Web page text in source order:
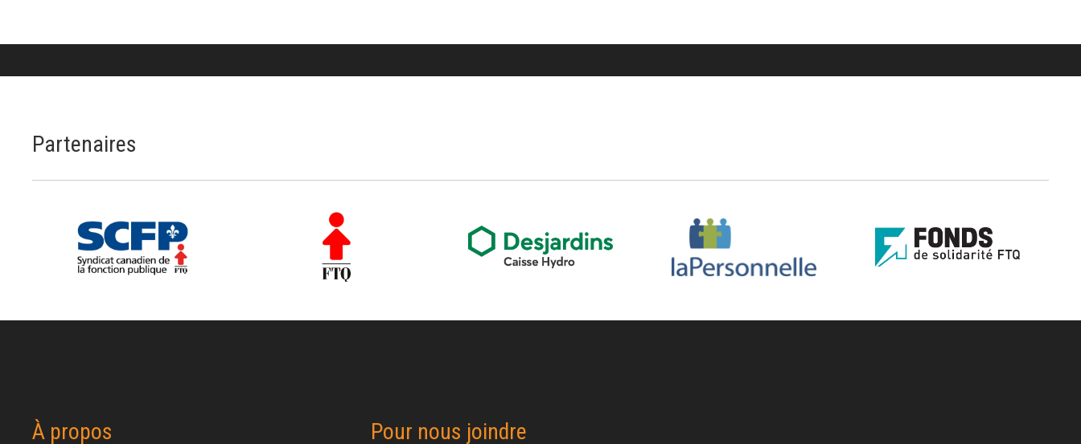
Partenaires
À propos Pour nous joindre